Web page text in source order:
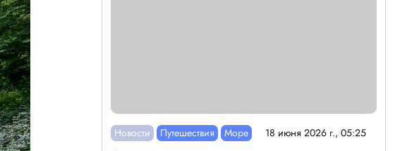
Новости Путешествия Море 18 июня 2026 г., 05:25